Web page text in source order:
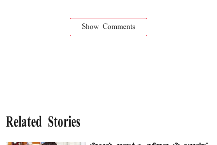
Show Comments
Related Stories